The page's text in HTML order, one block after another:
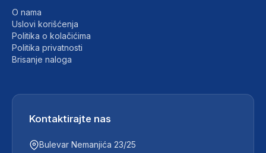
O nama
Uslovi korišćenja
Politika o kolačićima
Politika privatnosti
Brisanje naloga
Kontaktirajte nas
Bulevar Nemanjića 23/25